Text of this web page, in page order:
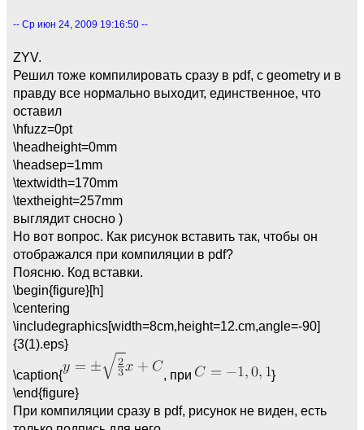
-- Ср июн 24, 2009 19:16:50 --
ZYV.
Решил тоже компилировать сразу в pdf, с geometry и в
правду все нормально выходит, единственное, что
оставил
\hfuzz=0pt
\headheight=0mm
\headsep=1mm
\textwidth=170mm
\textheight=257mm
выглядит сносно )
Но вот вопрос. Как рисунок вставить так, чтобы он
отображался при компиляции в pdf?
Поясню. Код вставки.
\begin{figure}[h]
\centering
\includegraphics[width=8cm,height=12.cm,angle=-90]
{3(1).eps}
\caption{ , при
}
\end{figure}
При компиляции сразу в pdf, рисунок не виден, есть